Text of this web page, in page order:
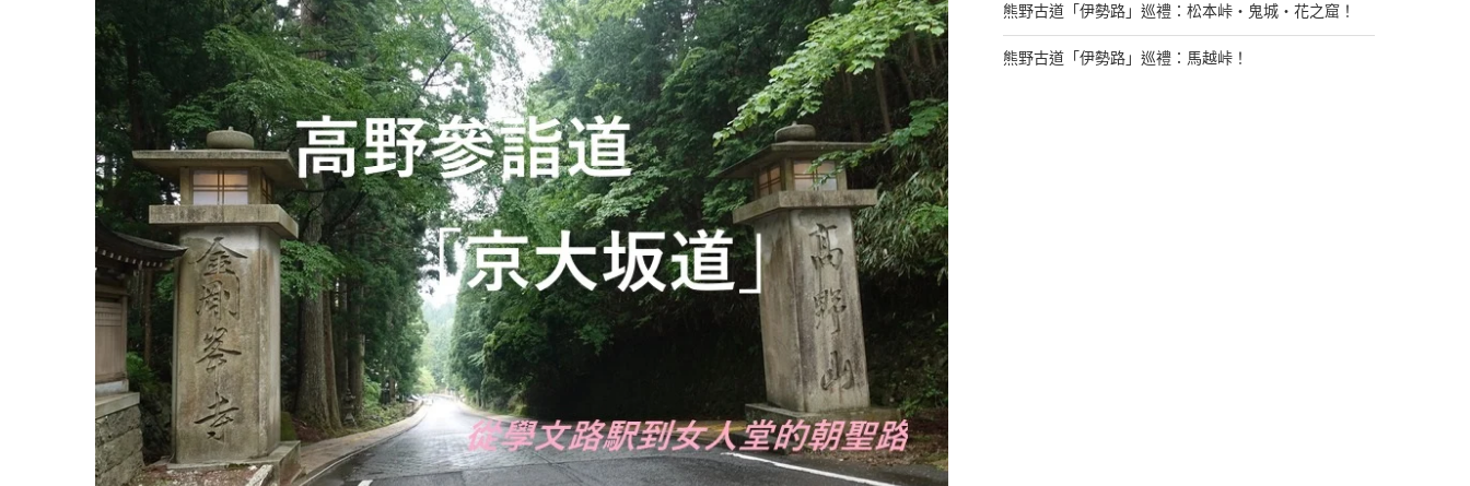
熊野古道「伊勢路」巡禮：松本峠・鬼城・花之窟！
熊野古道「伊勢路」巡禮：馬越峠！